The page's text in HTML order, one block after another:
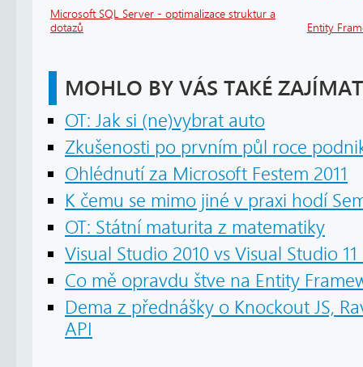
Microsoft SQL Server - optimalizace struktur a
dotazů
Entity
MOHLO BY VÁS TAKÉ ZAJÍMAT
OT: Jak si (ne)vybrat auto
Zkušenosti po prvním půl roce
Ohlédnutí za Microsoft Festem 2011
K čemu se mimo jiné v praxi hodí
OT: Státní maturita z matematiky
Visual Studio 2010 vs Visual Studio 11
Co mě opravdu štve na Entity
Dema z přednášky o Knockout JS,
API